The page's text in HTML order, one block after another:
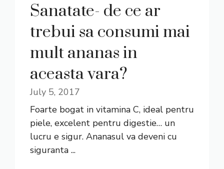
Sanatate- de ce ar
trebui sa consumi mai
mult ananas in
aceasta vara?
July 5, 2017
Foarte bogat in vitamina C, ideal pentru
piele, excelent pentru digestie… un
lucru e sigur. Ananasul va deveni cu
siguranta ...